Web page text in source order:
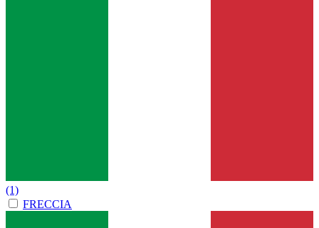
(1)
FRECCIA